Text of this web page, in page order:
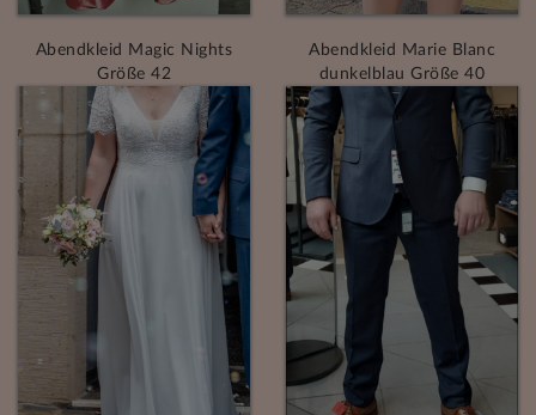
Abendkleid Magic Nights
Größe 42
Abendkleid Marie Blanc
dunkelblau Größe 40